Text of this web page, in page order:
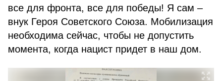
все для фронта, все для победы! Я сам –
внук Героя Советского Союза. Мобилизация
необходима сейчас, чтобы не допустить
момента, когда нацист придет в наш дом.